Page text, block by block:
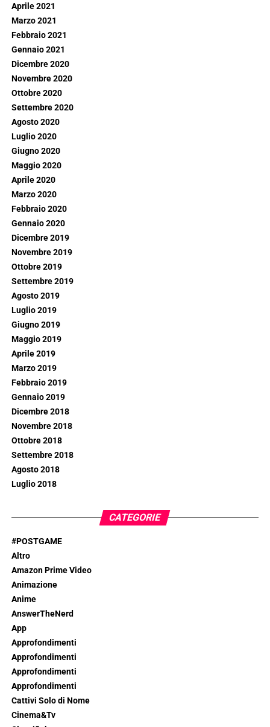
Aprile 2021
Marzo 2021
Febbraio 2021
Gennaio 2021
Dicembre 2020
Novembre 2020
Ottobre 2020
Settembre 2020
Agosto 2020
Luglio 2020
Giugno 2020
Maggio 2020
Aprile 2020
Marzo 2020
Febbraio 2020
Gennaio 2020
Dicembre 2019
Novembre 2019
Ottobre 2019
Settembre 2019
Agosto 2019
Luglio 2019
Giugno 2019
Maggio 2019
Aprile 2019
Marzo 2019
Febbraio 2019
Gennaio 2019
Dicembre 2018
Novembre 2018
Ottobre 2018
Settembre 2018
Agosto 2018
Luglio 2018
CATEGORIE
#POSTGAME
Altro
Amazon Prime Video
Animazione
Anime
AnswerTheNerd
App
Approfondimenti
Approfondimenti
Approfondimenti
Approfondimenti
Cattivi Solo di Nome
Cinema&Tv